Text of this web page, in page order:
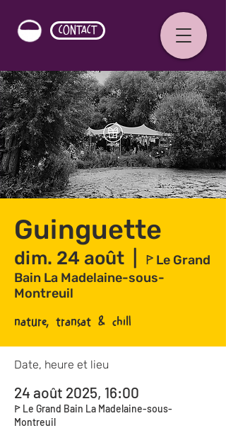
CONTACT
Guinguette
dim. 24 août
ꚰ Le Grand
Bain La Madelaine-sous-
Montreuil
nature, transat & chill
Date, heure et lieu
24 août 2025, 16:00
ꚰ Le Grand Bain La Madelaine-sous-
Montreuil